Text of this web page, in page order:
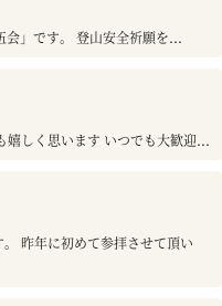
会」です。 登山安全祈願を...
嬉しく思います いつでも大歓迎...
昨年に初めて参拝させて頂い